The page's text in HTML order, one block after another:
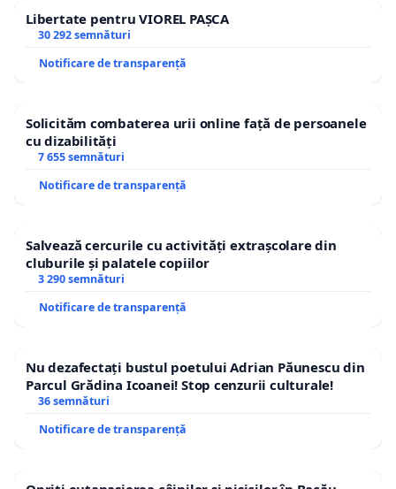
Libertate pentru VIOREL PAȘCA
30 292 semnături
Notificare de transparență
Solicităm combaterea urii online față de persoanele
cu dizabilități
7 655 semnături
Notificare de transparență
Salvează cercurile cu activități extrașcolare din
cluburile și palatele copiilor
3 290 semnături
Notificare de transparență
Nu dezafectați bustul poetului Adrian Păunescu din
Parcul Grădina Icoanei! Stop cenzurii culturale!
36 semnături
Notificare de transparență